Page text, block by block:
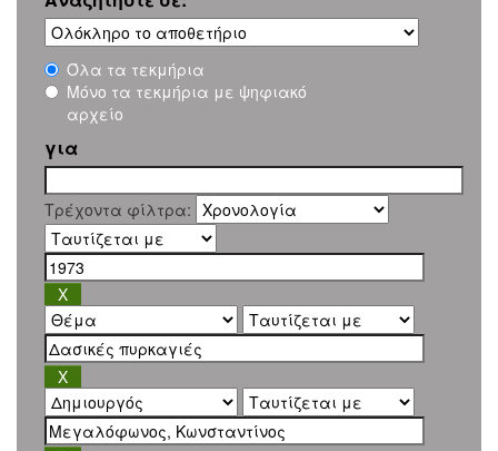
Όλα τα τεκμήρια
Μόνο τα τεκμήρια με ψηφιακό
αρχείο
για
Τρέχοντα φίλτρα: